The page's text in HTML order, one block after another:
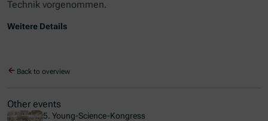
Technik vorgenommen.
Weitere Details
Back to overview
Other events
5. Young-Science-Kongress